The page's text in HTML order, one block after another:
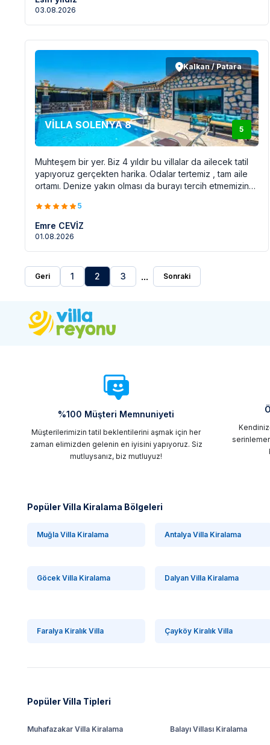
Tatile değil de yazlığımıza gelmiş gibiydik çok
03.08.2026
Kalkan / Patara
5
VİLLA SOLENYA 8
Muhteşem bir yer. Biz 4 yıldır bu villalar da ailecek tatil
yapıyoruz gerçekten harika. Odalar tertemiz , tam aile
ortamı. Denize yakın olması da burayı tercih etmemizin
5
Emre CEVİZ
01.08.2026
Geri 1 2 3 ... Sonraki
%100 Müşteri Memnuniyeti
Müşterilerimizin tatil beklentilerini aşmak için her
zaman elimizden gelenin en iyisini yapıyoruz. Siz
mutluysanız, biz mutluyuz!
Popüler Villa Kiralama Bölgeleri
Muğla Villa Kiralama Antalya Villa Kiralama
Göcek Villa Kiralama Dalyan Villa Kiralama
Faralya Kiralık Villa Çayköy Kiralık Villa
Popüler Villa Tipleri
Muhafazakar Villa Kiralama Balayı Villası Kiralama